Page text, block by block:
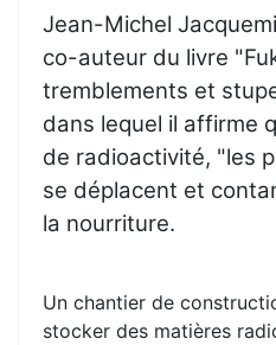
Jean-Michel
co-auteur du livre
tremblements et
dans lequel il affirme
de radioactivité, "les
se déplacent et
la nourriture.
Un chantier de
stocker des matières